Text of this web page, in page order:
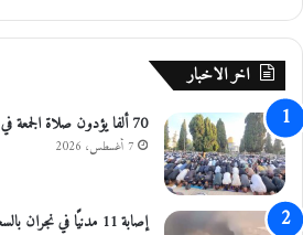
اخر الاخبار
70 ألفا يؤدون صلاة الجمعة في المسجد الأقصى
7 أغسطس، 2026
إصابة 11 مدنيًا في نجران بالسعودية جراء اعتداءات حوثية